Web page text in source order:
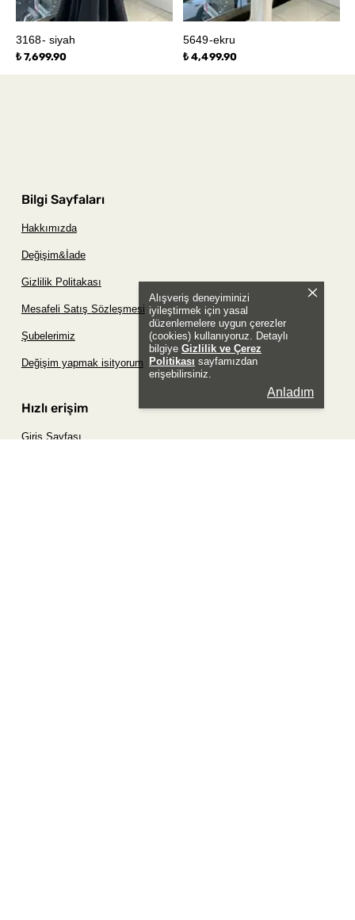
Alışveriş deneyiminizi
iyileştirmek için yasal
düzenlemelere uygun çerezler
(cookies) kullanıyoruz. Detaylı
bilgiye Gizlilik ve Çerez
Politikası sayfamızdan
erişebilirsiniz.
Anladım
3168- siyah
₺ 7,699.90
5649-ekru
₺ 4,499.90
Bilgi Sayfaları
Hakkımızda
Değişim&İade
Gizlilik Politakası
Mesafeli Satış Sözleşmesi
Şubelerimiz
Değişim yapmak isityorum
Hızlı erişim
Giriş Sayfası